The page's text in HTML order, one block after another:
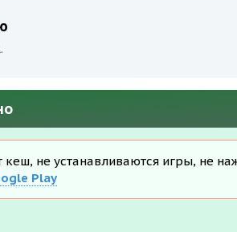
не устанавливаются игры, не
Play